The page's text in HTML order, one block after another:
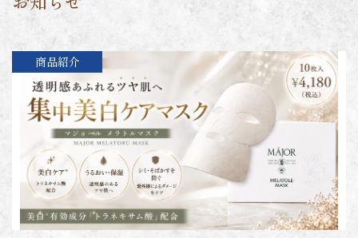
商品紹介